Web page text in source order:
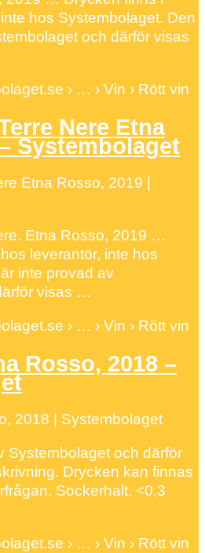
hos Systembolaget. Den
och därför visas
› … › Vin › Rött vin
Nere Etna
Systembolaget
Etna Rosso, 2019 |
Etna Rosso, 2019 …
leverantör, inte hos
inte provad av
visas …
› … › Vin › Rött vin
Rosso, 2018 –
2018 | Systembolaget
Systembolaget och därför
Drycken kan finnas
Sockerhalt. <0,3
› … › Vin › Rött vin